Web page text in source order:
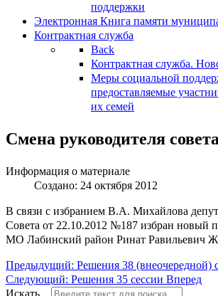
поддержки
Электронная Книга памяти
Контрактная служба
Back
Контрактная служба.
Меры социальной
предоставляемые
их семей
Смена руководителя совета
Информация о материале
Создано: 24 октября 2012
В связи с избранием В.А. Михайлова
Совета от 22.10.2012 №187 избран новый
МО Лабинский район Ринат Равильевич
Предыдущий: Решения 38 (внеочередной)
Следующий: Решения 35 сессии Вперед
Искать...